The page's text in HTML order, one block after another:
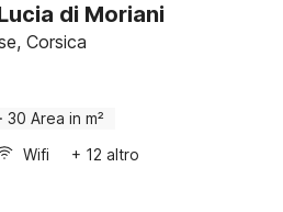
di Moriani
Corsica
· 30 Area in m²
Wifi + 12 altro